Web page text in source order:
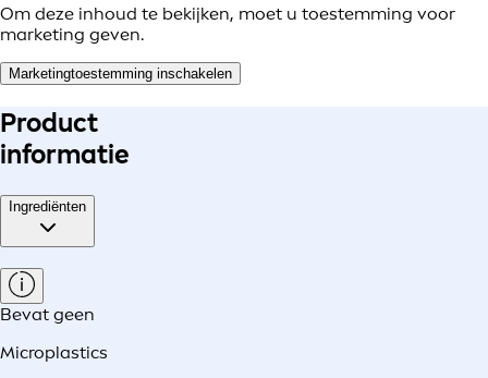
Om deze inhoud te bekijken, moet u toestemming voor
marketing geven.
Marketingtoestemming inschakelen
Product
informatie
Ingrediënten
Bevat geen
Microplastics